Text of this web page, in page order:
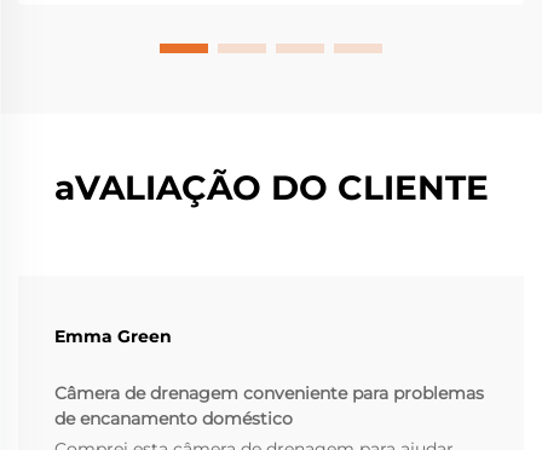
aVALIAÇÃO DO CLIENTE
Emma Green
Câmera de drenagem conveniente para problemas
de encanamento doméstico